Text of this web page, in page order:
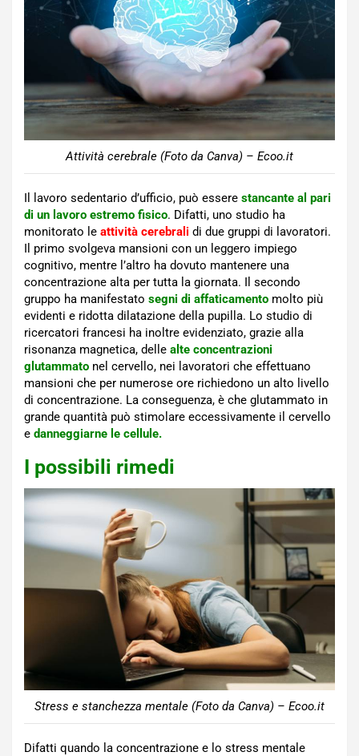
Attività cerebrale (Foto da Canva) – Ecoo.it
Il lavoro sedentario d’ufficio, può essere stancante al pari
di un lavoro estremo fisico. Difatti, uno studio ha
monitorato le attività cerebrali di due gruppi di lavoratori.
Il primo svolgeva mansioni con un leggero impiego
cognitivo, mentre l’altro ha dovuto mantenere una
concentrazione alta per tutta la giornata. Il secondo
gruppo ha manifestato segni di affaticamento molto più
evidenti e ridotta dilatazione della pupilla. Lo studio di
ricercatori francesi ha inoltre evidenziato, grazie alla
risonanza magnetica, delle alte concentrazioni
glutammato nel cervello, nei lavoratori che effettuano
mansioni che per numerose ore richiedono un alto livello
di concentrazione. La conseguenza, è che glutammato in
grande quantità può stimolare eccessivamente il cervello
e danneggiarne le cellule.
I possibili rimedi
Stress e stanchezza mentale (Foto da Canva) – Ecoo.it
Difatti quando la concentrazione e lo stress mentale